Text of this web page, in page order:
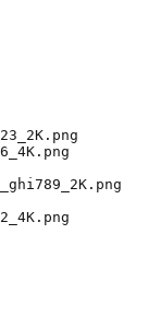
2K.png
4K.png
ghi789 _2K.png
4K.png